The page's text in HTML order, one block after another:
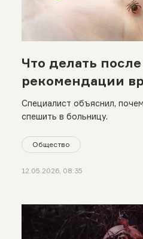
Что делать
рекомендации
Специалист объяснил,
спешить в больницу.
Общество
12.05.2026, 08:35